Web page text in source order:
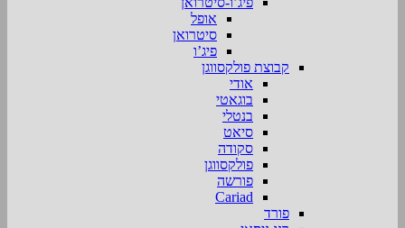
אופל
סיטרואן
פיג’ו
קבוצת פולקסווגן
אודי
בוגאטי
בנטלי
סיאט
סקודה
פולקסווגן
פורשה
Cariad
פורד